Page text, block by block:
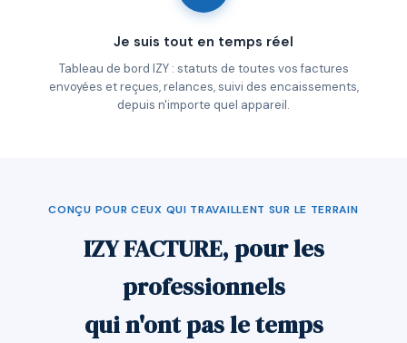
Je suis tout en temps réel
Tableau de bord IZY : statuts de toutes vos factures
envoyées et reçues, relances, suivi des encaissements,
depuis n'importe quel appareil.
CONÇU POUR CEUX QUI TRAVAILLENT SUR LE TERRAIN
IZY FACTURE, pour les
professionnels
qui n'ont pas le temps